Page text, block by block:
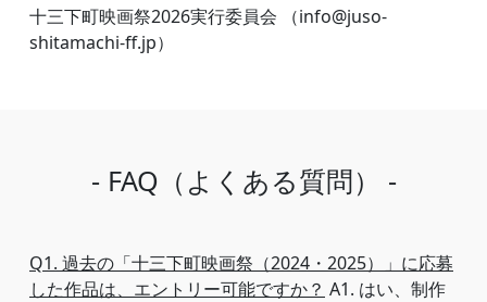
十三下町映画祭2026実行委員会 （info@juso-
shitamachi-ff.jp）
- FAQ（よくある質問） -
Q1. 過去の「十三下町映画祭（2024・2025）」に応募
した作品は、エントリー可能ですか？ A1. はい、制作